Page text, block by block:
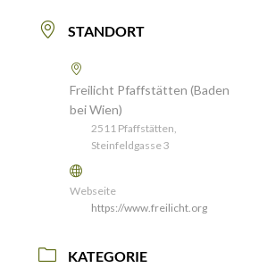
STANDORT
Freilicht Pfaffstätten (Baden
bei Wien)
2511 Pfaffstätten,
Steinfeldgasse 3
Webseite
https://www.freilicht.org
KATEGORIE